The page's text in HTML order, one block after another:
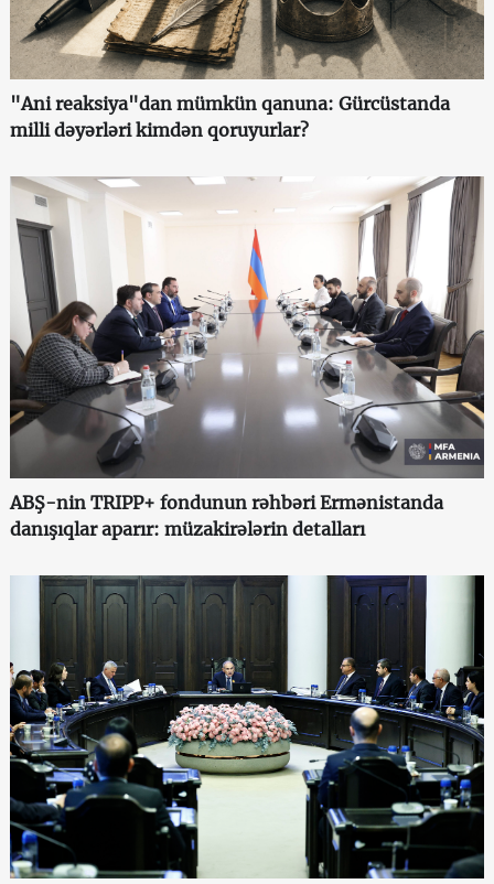
"Ani reaksiya"dan mümkün qanuna: Gürcüstanda
milli dəyərləri kimdən qoruyurlar?
ABŞ-nin TRIPP+ fondunun rəhbəri Ermənistanda
danışıqlar aparır: müzakirələrin detalları